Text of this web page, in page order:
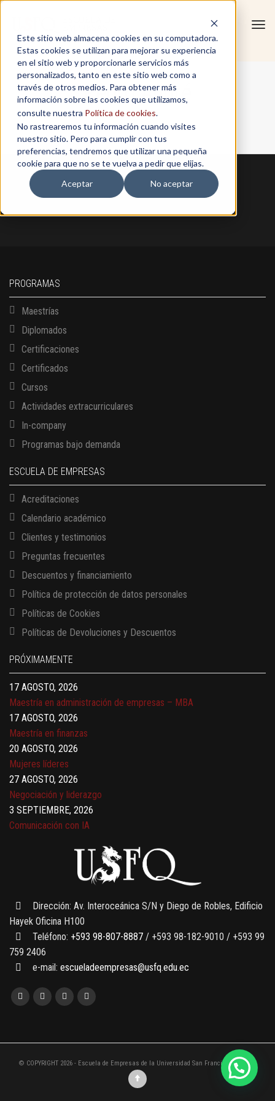
Este sitio web almacena cookies en su computadora.
Estas cookies se utilizan para mejorar su experiencia
en el sitio web y proporcionarle servicios más
personalizados, tanto en este sitio web como a
través de otros medios. Para obtener más
información sobre las cookies que utilizamos,
consulte nuestra Política de cookies.
No rastrearemos tu información cuando visites
nuestro sitio. Pero para cumplir con tus
preferencias, tendremos que utilizar una pequeña
cookie para que no se te vuelva a pedir que elijas.
Aceptar
No aceptar
Pedro André
Home / Pedro André
PROGRAMAS
Maestrías
Diplomados
Certificaciones
Certificados
Cursos
Actividades extracurriculares
In-company
Programas bajo demanda
ESCUELA DE EMPRESAS
Acreditaciones
Calendario académico
Clientes y testimonios
Preguntas frecuentes
Descuentos y financiamiento
Política de protección de datos personales
Políticas de Cookies
Políticas de Devoluciones y Descuentos
PRÓXIMAMENTE
13 AGOSTO, 2026
17 AGOSTO, 2026
Gerencia de empresas familiares
17 AGOSTO, 2026
Maestría en administración de empresas – MBA
17 AGOSTO, 2026
Maestría en finanzas
20 AGOSTO, 2026
Mujeres líderes
27 AGOSTO, 2026
Negociación y liderazgo
3 SEPTIEMBRE, 2026
Comunicación con IA
Gobernanza de datos
13 AGOSTO, 2026
Finanzas para no financieros
Dirección: Av. Interoceánica S/N y Diego de Robles, Edificio
Hayek Oficina H100
Teléfono: +593 98-807-8887 / +593 98-182-9010 / +593 99
759 2406
e-mail: escueladeempresas@usfq.edu.ec
© COPYRIGHT 2026 - Escuela de Empresas de la Universidad San Francisco de Quito